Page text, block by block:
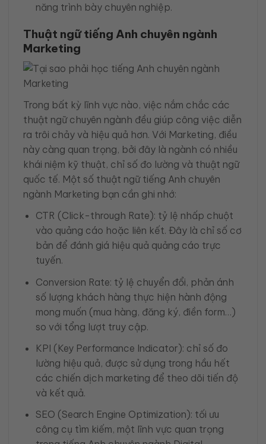
năng trình bày chuyên nghiệp.
Thuật ngữ tiếng Anh chuyên ngành
Marketing
Trong bất kỳ lĩnh vực nào, việc nắm chắc các
thuật ngữ chuyên ngành đều giúp công việc diễn
ra trôi chảy và hiệu quả hơn. Với Marketing, điều
này càng quan trọng, bởi đây là ngành có nhiều
khái niệm kỹ thuật, chỉ số đo lường và thuật ngữ
quốc tế. Một số thuật ngữ tiếng Anh chuyên
ngành Marketing bạn cần ghi nhớ:
CTR (Click-through Rate): tỷ lệ nhấp chuột
vào quảng cáo hoặc liên kết. Đây là chỉ số cơ
bản để đánh giá hiệu quả quảng cáo trực
tuyến.
Conversion Rate: tỷ lệ chuyển đổi, phản ánh
số lượng khách hàng thực hiện hành động
mong muốn (mua hàng, đăng ký, điền form…)
so với tổng lượt truy cập.
KPI (Key Performance Indicator): chỉ số đo
lường hiệu quả, được sử dụng trong hầu hết
các chiến dịch marketing để theo dõi tiến độ
và kết quả.
SEO (Search Engine Optimization): tối ưu
công cụ tìm kiếm, một lĩnh vực quan trọng